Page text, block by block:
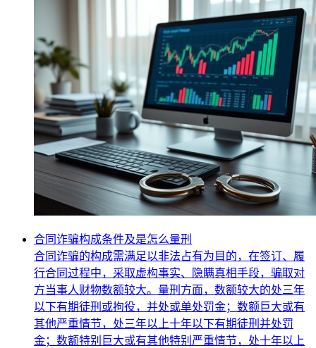
合同诈骗构成条件及是怎么量刑
合同诈骗的构成需满足以非法占有为目的，在签订、履
行合同过程中，采取虚构事实、隐瞒真相手段，骗取对
方当事人财物数额较大。量刑方面，数额较大的处三年
以下有期徒刑或拘役，并处或单处罚金；数额巨大或有
其他严重情节，处三年以上十年以下有期徒刑并处罚
金；数额特别巨大或有其他特别严重情节，处十年以上